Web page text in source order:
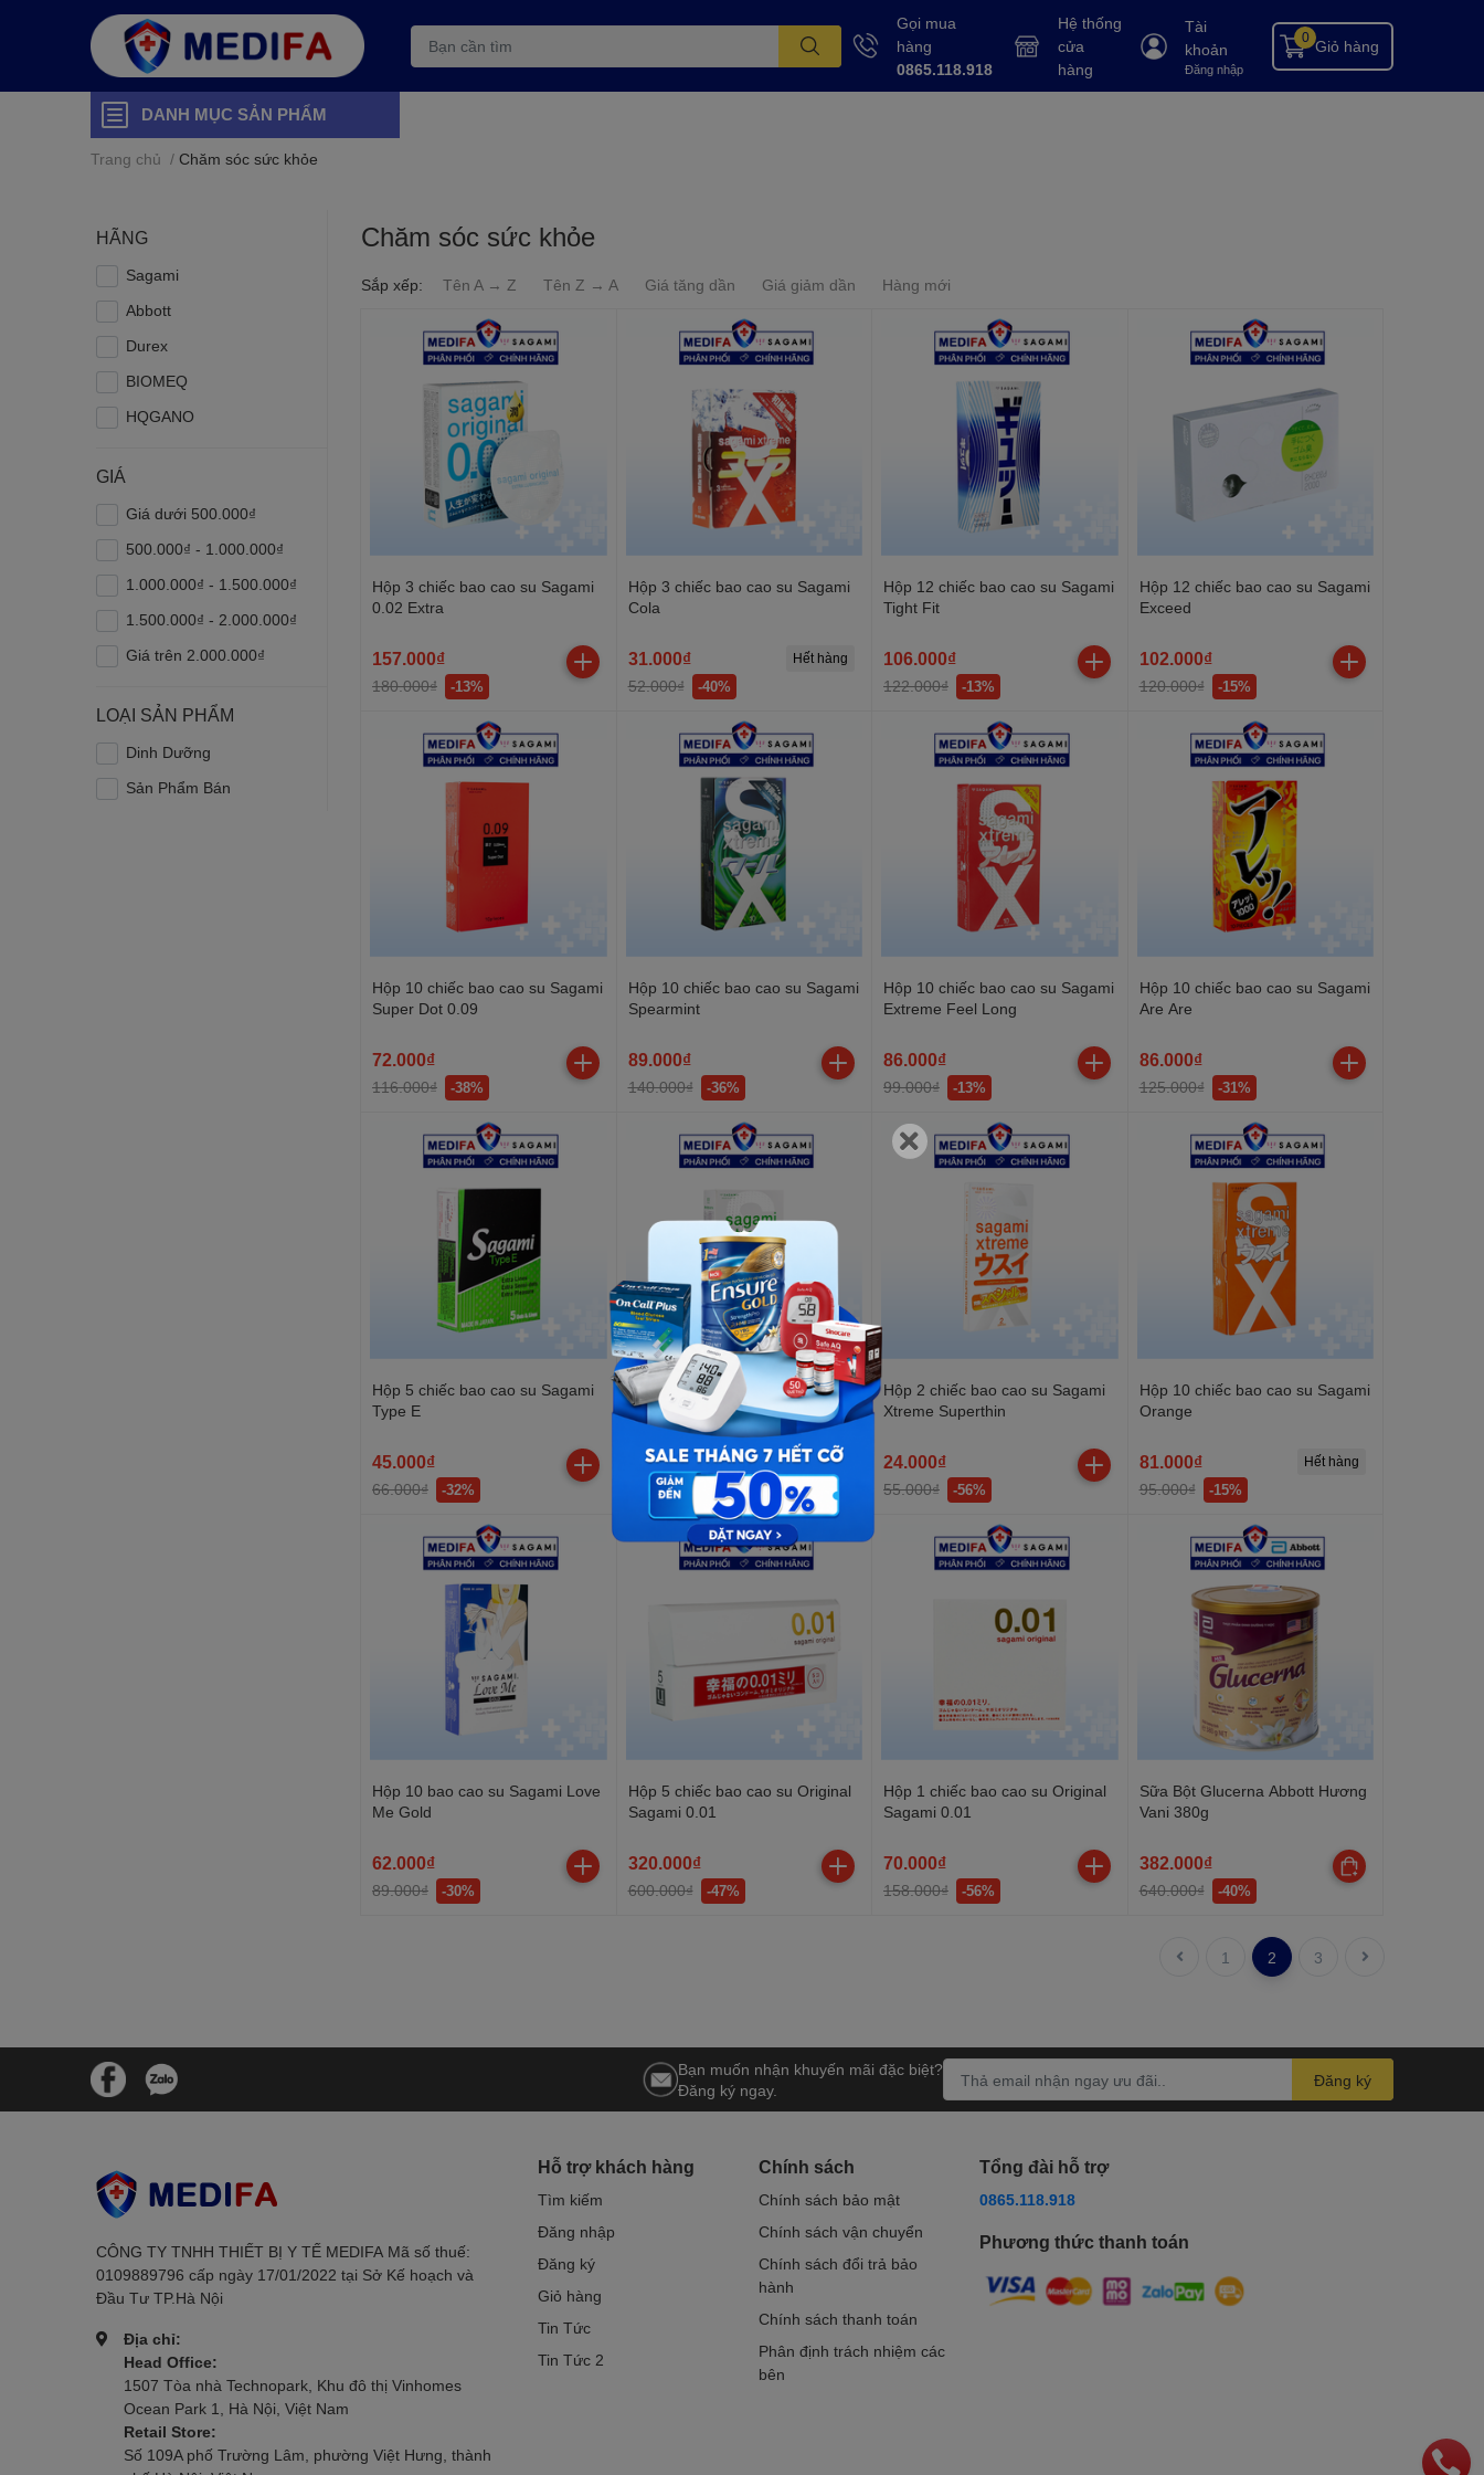
Gọi mua
hàng
0865.118.918
Hệ thống
cửa
hàng
Tài
khoản
Đăng nhập
Giỏ hàng
0
DANH MỤC SẢN PHẨM
Trang chủ / Chăm sóc sức khỏe
HÃNG
Sagami
Abbott
Durex
BIOMEQ
HQGANO
GIÁ
Giá dưới 500.000₫
500.000₫ - 1.000.000₫
1.000.000₫ - 1.500.000₫
1.500.000₫ - 2.000.000₫
Giá trên 2.000.000₫
LOẠI SẢN PHẨM
Dinh Dưỡng
Sản Phẩm Bán
Chăm sóc sức khỏe
Sắp xếp: Tên A → Z Tên Z → A Giá tăng dần Giá giảm dần Hàng mới
Hộp 3 chiếc bao cao su Sagami
0.02 Extra
157.000₫
180.000₫ -13%
Hộp 3 chiếc bao cao su Sagami
Cola
31.000₫
52.000₫ -40%
Hết hàng
Hộp 12 chiếc bao cao su Sagami
Tight Fit
106.000₫
122.000₫ -13%
Hộp 12 chiếc bao cao su Sagami
Exceed
102.000₫
120.000₫ -15%
Hộp 10 chiếc bao cao su Sagami
Super Dot 0.09
72.000₫
116.000₫ -38%
Hộp 10 chiếc bao cao su Sagami
Spearmint
89.000₫
140.000₫ -36%
Hộp 10 chiếc bao cao su Sagami
Extreme Feel Long
86.000₫
99.000₫ -13%
Hộp 10 chiếc bao cao su Sagami
Are Are
86.000₫
125.000₫ -31%
Hộp 5 chiếc bao cao su Sagami
Type E
45.000₫
66.000₫ -32%
Hộp 10 chiếc bao cao su Sagami
White Box
80.000₫
110.000₫ -27%
Hộp 2 chiếc bao cao su Sagami
Xtreme Superthin
24.000₫
55.000₫ -56%
Hộp 10 chiếc bao cao su Sagami
Orange
81.000₫
95.000₫ -15%
Hết hàng
Hộp 10 bao cao su Sagami Love
Me Gold
62.000₫
89.000₫ -30%
Hộp 5 chiếc bao cao su Original
Sagami 0.01
320.000₫
600.000₫ -47%
Hộp 1 chiếc bao cao su Original
Sagami 0.01
70.000₫
158.000₫ -56%
Sữa Bột Glucerna Abbott Hương
Vani 380g
382.000₫
640.000₫ -40%
1 2 3
Bạn muốn nhận khuyến mãi đặc biệt?
Đăng ký ngay.
Đăng ký
CÔNG TY TNHH THIẾT BỊ Y TẾ MEDIFAㅤㅤㅤㅤㅤㅤㅤ Mã số thuế:
0109889796 cấp ngày 17/01/2022 tại Sở Kế hoạch và
Đầu Tư TP.Hà Nội
Địa chỉ:
Head Office:
1507 Tòa nhà Technopark, Khu đô thị Vinhomes
Ocean Park 1, Hà Nội, Việt Nam
Retail Store:
Số 109A phố Trường Lâm, phường Việt Hưng, thành
Hỗ trợ khách hàng
Tìm kiếm
Đăng nhập
Đăng ký
Giỏ hàng
Tin Tức
Tin Tức 2
Chính sách
Chính sách bảo mật
Chính sách vận chuyển
Chính sách đổi trả bảo
hành
Chính sách thanh toán
Phân định trách nhiệm các
bên
Tổng đài hỗ trợ
0865.118.918
Phương thức thanh toán